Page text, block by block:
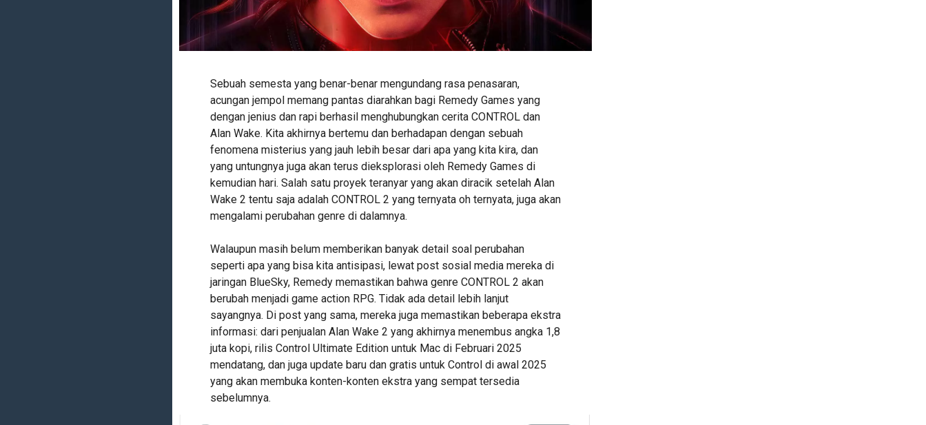
Sebuah semesta yang benar-benar mengundang rasa penasaran,
acungan jempol memang pantas diarahkan bagi Remedy Games yang
dengan jenius dan rapi berhasil menghubungkan cerita CONTROL dan
Alan Wake. Kita akhirnya bertemu dan berhadapan dengan sebuah
fenomena misterius yang jauh lebih besar dari apa yang kita kira, dan
yang untungnya juga akan terus dieksplorasi oleh Remedy Games di
kemudian hari. Salah satu proyek teranyar yang akan diracik setelah Alan
Wake 2 tentu saja adalah CONTROL 2 yang ternyata oh ternyata, juga akan
mengalami perubahan genre di dalamnya.
Walaupun masih belum memberikan banyak detail soal perubahan
seperti apa yang bisa kita antisipasi, lewat post sosial media mereka di
jaringan BlueSky, Remedy memastikan bahwa genre CONTROL 2 akan
berubah menjadi game action RPG. Tidak ada detail lebih lanjut
sayangnya. Di post yang sama, mereka juga memastikan beberapa ekstra
informasi: dari penjualan Alan Wake 2 yang akhirnya menembus angka 1,8
juta kopi, rilis Control Ultimate Edition untuk Mac di Februari 2025
mendatang, dan juga update baru dan gratis untuk Control di awal 2025
yang akan membuka konten-konten ekstra yang sempat tersedia
sebelumnya.